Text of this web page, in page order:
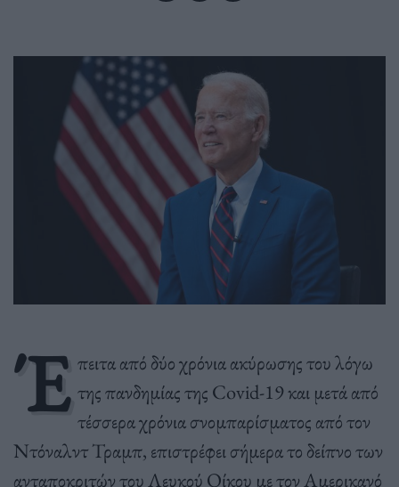
Έ πειτα από δύο χρόνια ακύρωσης του λόγω
της πανδημίας της Covid-19 και μετά από
τέσσερα χρόνια σνομπαρίσματος από τον
Ντόναλντ Τραμπ, επιστρέφει σήμερα το δείπνο των
ανταποκριτών του Λευκού Οίκου με τον Αμερικανό